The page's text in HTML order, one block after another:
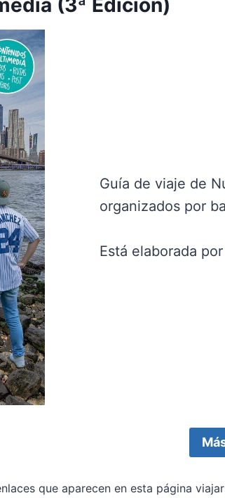
(3ª Edición)
Guía de viaje de
organizados por
Está elaborada
que aparecen en esta página